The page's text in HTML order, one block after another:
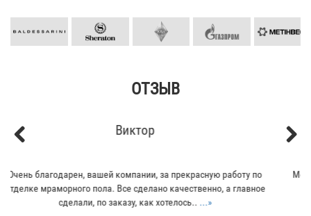
ОТЗЫВ
Кирилл
Мой отец заказывал плитку из гранита для своего дома. Больше
всего понравилось - индивидуальный подход к клиенту. Отец
остался очень доволен......»